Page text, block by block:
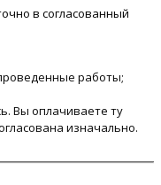
в согласованный
работы;
Вы оплачиваете ту
изначально.